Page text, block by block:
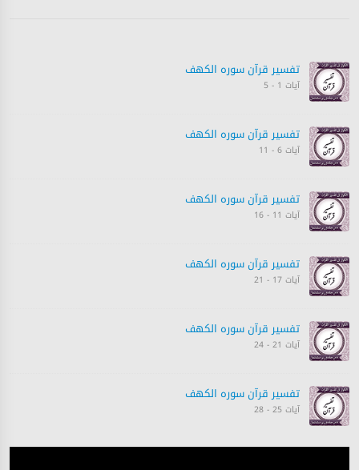
تفسیر قرآن سورہ ‎الكهف
آیات 1 - 5
تفسیر قرآن سورہ ‎الكهف
آیات 6 - 11
تفسیر قرآن سورہ ‎الكهف
آیات 11 - 16
تفسیر قرآن سورہ ‎الكهف
آیات 17 - 21
تفسیر قرآن سورہ ‎الكهف
آیات 21 - 24
تفسیر قرآن سورہ ‎الكهف
آیات 25 - 28